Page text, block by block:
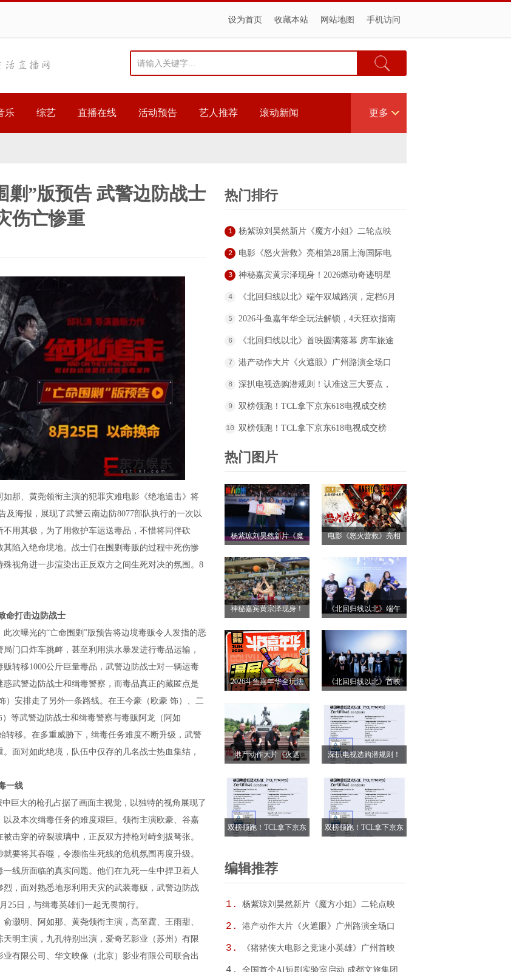
设为首页 收藏本站 网站地图 手机访问
乐 综艺 直播在线 活动预告 艺人推荐 滚动新闻 更多
剿”版预告 武警边防战士
伤亡惨重
那、黄尧领衔主演的犯罪灾难电影《绝地追击》将
及海报，展现了武警云南边防8077部队执行的一次以
用其极，为了用救护车运送毒品，不惜将同伴砍
陷入绝命境地。战士们在围剿毒贩的过程中死伤惨
视角进一步渲染出正反双方之间生死对决的氛围。8
命打击边防战士
曝光的“亡命围剿”版预告将边境毒贩令人发指的恶
门口炸车挑衅，甚至利用洪水暴发进行毒品运输，
转移1000公斤巨量毒品，武警边防战士对一辆运毒
武警边防战士和缉毒警察，而毒品真正的藏匿点是
安排走了另外一条路线。在王今豪（欧豪 饰）、二
等武警边防战士和缉毒警察与毒贩阿龙（阿如
移。在多重威胁下，缉毒任务难度不断升级，武警
面对如此绝境，队伍中仅存的几名战士热血集结，
一线
大的枪孔占据了画面主视觉，以独特的视角展现了
及本次缉毒任务的难度艰巨。领衔主演欧豪、谷嘉
击穿的碎裂玻璃中，正反双方持枪对峙剑拔弩张。
要将其吞噬，令濒临生死线的危机氛围再度升级。
线所面临的真实问题。他们在九死一生中捍卫着人
，面对熟悉地形利用天灾的武装毒贩，武警边防战
25日，与缉毒英雄们一起无畏前行。
明、阿如那、黄尧领衔主演，高至霆、王雨甜、
明主演，九孔特别出演，爱奇艺影业（苏州）有限
有限公司、华文映像（北京）影业有限公司联合出
热门排行
1
杨紫琼刘昊然新片《魔方小姐》二轮点映
高燃开启 打破年龄偏见重塑无限可能
2
电影《怒火营救》亮相第28届上海国际电
影节！导演王清亭、功夫女星母其弥雅红
3
神秘嘉宾黄宗泽现身！2026燃动奇迹明星
篮球赛点燃“全民迎省运”热潮
4
《北回归线以北》端午双城路演，定档6月
26日奔赴山海
5
2026斗鱼嘉年华全玩法解锁，4天狂欢指南
请收好
6
《北回归线以北》首映圆满落幕 房车旅途
解锁人生百态
7
港产动作大片《火遮眼》广州路演全场口
碑爆棚
8
深扒电视选购潜规则！认准这三大要点，
再也不被坑
9
双榜领跑！TCL拿下京东618电视成交榜
TOP1，T7M Pro登顶抖音单品榜
10 双榜领跑！TCL拿下京东618电视成交榜
热门图片
杨紫琼刘昊然新片《魔
开启 打破年龄偏见重塑
无限可能
电影《怒火营救》亮相
节！导演王清亭、功夫
女星母其弥雅红毯同台
释硬核动作大片
神秘嘉宾黄宗泽现身！
赛点燃“全民迎省运”热潮
《北回归线以北》端午
2026斗鱼嘉年华全玩法
好
《北回归线以北》首映
人生百态
港产动作大片《火遮
爆棚
深扒电视选购潜规则！
不被坑
双榜领跑！TCL拿下京东
T7M Pro登顶抖音单品榜
双榜领跑！TCL拿下京东
编辑推荐
1.
杨紫琼刘昊然新片《魔方小姐》二轮点映
高燃开启 打破年龄偏见重塑无限可能
2.
港产动作大片《火遮眼》广州路演全场口
碑爆棚
3.
《猪猪侠大电影之竞速小英雄》广州首映
获赞“又燃又暖” 引爆五一期待
全国首个AI短剧实验室启动 成都文旅集团